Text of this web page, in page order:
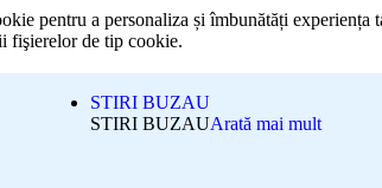
pentru a personaliza și îmbunătăți
fişierelor de tip cookie.
STIRI BUZAU
STIRI BUZAUArată mai mult